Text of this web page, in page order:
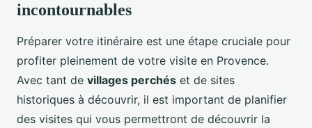
incontournables
Préparer votre itinéraire est une étape cruciale pour
profiter pleinement de votre visite en Provence.
Avec tant de villages perchés et de sites
historiques à découvrir, il est important de planifier
des visites qui vous permettront de découvrir la